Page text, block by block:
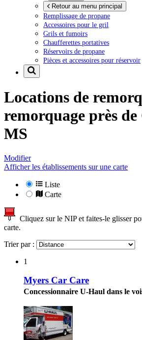
Retour au menu principal
Remplissage de propane
Accessoires pour le gril
Grils et fumoirs
Chaufferettes portatives
Réservoirs de propane
Pièces et accessoires pour réservoir
Locations de
remorquage près de
MS
Modifier
Afficher les établissements sur une carte
Liste
Carte
Cliquez sur le NIP et faites-le glisser
carte.
Trier par :
1
Myers Car Care
Concessionnaire U-Haul dans le